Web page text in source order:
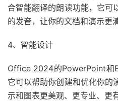
合智能翻译的朗读功能，它可
的发音，让你的文档和演示更
4、智能设计
Office 2024的PowerPoint和
它可以帮助你创建和优化你的
示和图表更美观、更专业、更